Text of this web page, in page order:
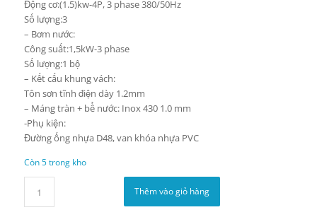
Động cơ:(1.5)kw-4P, 3 phase 380/50Hz
Số lượng:3
– Bơm nước:
Công suất:1,5kW-3 phase
Số lượng:1 bộ
– Kết cấu khung vách:
Tôn sơn tĩnh điện dày 1.2mm
– Máng tràn + bể nước: Inox 430 1.0 mm
-Phụ kiện:
Đường ống nhựa D48, van khóa nhựa PVC
Còn 5 trong kho
Thêm vào giỏ hàng